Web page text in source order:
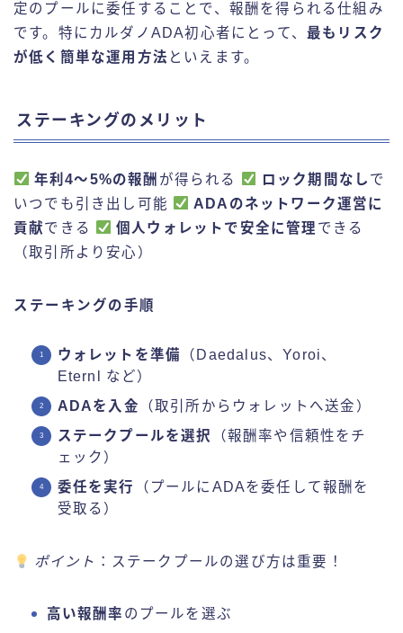
定のプールに委任することで、報酬を得られる仕組み
です。特にカルダノADA初心者にとって、 最もリスク
が低く簡単な運用方法 といえます。
ステーキングのメリット
年利4～5%の報酬 が得られる ロック期間なし で
いつでも引き出し可能
ADAのネットワーク運営に
貢献できる 個人ウォレットで安全に管理 できる
（取引所より安心）
ステーキングの手順
ウォレットを準備
（Daedalus、Yoroi、
Eternl など）
ADAを入金
（取引所からウォレットへ送金）
ステークプールを選択
（報酬率や信頼性をチ
ェック）
委任を実行
（プールにADAを委任して報酬を
受取る）
ポイント ：ステークプールの選び方は重要！
高い報酬率 のプールを選ぶ